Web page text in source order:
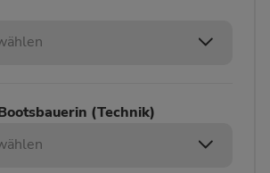
(Technik)